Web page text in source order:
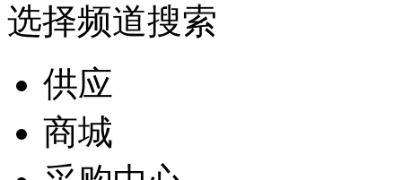
选择频道搜索
供应
商城